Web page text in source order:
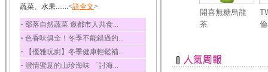
豆豉
豆豉裡頭含有營養的蛋
白質、脂肪、鈣、磷...
榛果
榛果裡所含的營養素有
蛋白質、脂肪、醣類...
蔬菜、水果.......<詳全文>
‧ 部落自然蔬菜 邀都市人共食...
‧ 色香味俱全！冬季不能錯過的...
‧ 【優雅玩廚】冬季健康輕鬆補...
‧ 濃情蜜意的山珍海味 「討海...
克寧燕麥牛奶
飲品
立頓黃牌精選
紅茶
開喜無糖烏龍
茶